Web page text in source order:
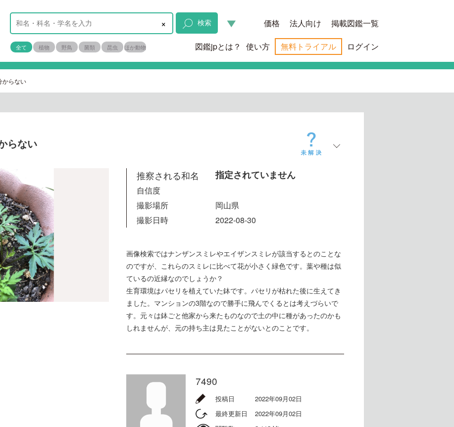
× 検索
全て 植物 野鳥 菌類 昆虫 ほか動物
価格 法人向け 掲載図鑑一覧
図鑑jpとは？ 使い方 無料トライアル ログイン
からない
らない
推察される和名 指定されていません
自信度
撮影場所
岡山県
撮影日時
2022-08-30
画像検索ではナンザンスミレやエイザンスミレが該当するとのことな
のですが、これらのスミレに比べて花が小さく緑色です。葉や種は似
ているの近縁なのでしょうか？
生育環境はパセリを植えていた鉢です。パセリが枯れた後に生えてき
ました。マンションの3階なので勝手に飛んでくるとは考えづらいで
す。元々は鉢ごと他家から来たものなので土の中に種があったのかも
しれませんが、元の持ち主は見たことがないとのことです。
7490
投稿日
2022年09月02日
最終更新日
2022年09月02日